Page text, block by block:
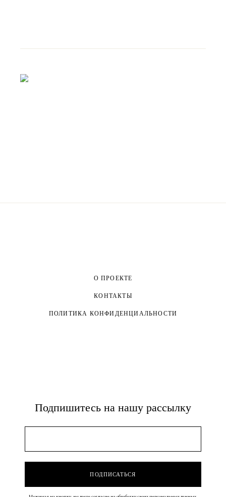
О ПРОЕКТЕ
КОНТАКТЫ
ПОЛИТИКА КОНФИДЕНЦИАЛЬНОСТИ
Подпишитесь на нашу рассылку